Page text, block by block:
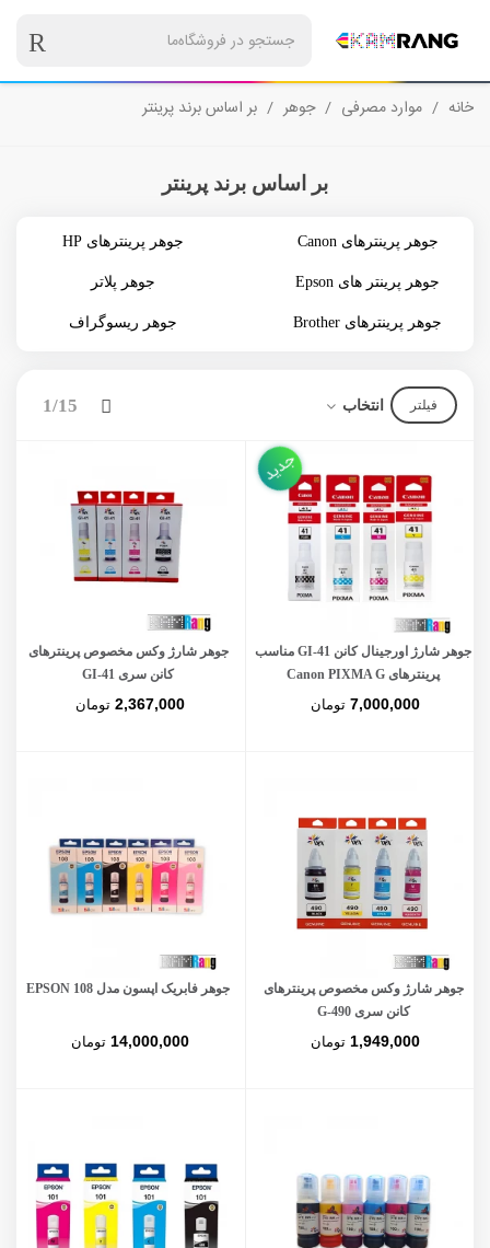
خانه / موارد مصرفی / جوهر / بر اساس برند پرینتر
بر اساس برند پرینتر
جوهر پرینترهای Canon جوهر پرینترهای HP
جوهر پرینتر های Epson جوهر پلاتر
جوهر پرینترهای Brother جوهر ریسوگراف
فیلتر انتخاب 1/15
بعدی
جدید
جوهر شارژ اورجینال کانن GI-41 مناسب
پرینترهای Canon PIXMA G
7,000,000 تومان
جوهر شارژ وکس مخصوص پرینترهای
کانن سری GI-41
2,367,000 تومان
جوهر شارژ وکس مخصوص پرینترهای
کانن سری G-490
1,949,000 تومان
جوهر فابریک اپسون مدل EPSON 108
14,000,000 تومان